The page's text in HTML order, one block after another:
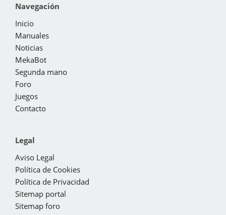
Navegación
Inicio
Manuales
Noticias
MekaBot
Segunda mano
Foro
Juegos
Contacto
Legal
Aviso Legal
Política de Cookies
Política de Privacidad
Sitemap portal
Sitemap foro